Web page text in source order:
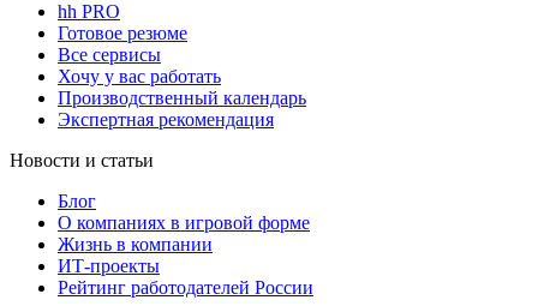
hh PRO
Готовое резюме
Все сервисы
Хочу у вас работать
Производственный календарь
Экспертная рекомендация
Новости и статьи
Блог
О компаниях в игровой форме
Жизнь в компании
ИТ-проекты
Рейтинг работодателей России